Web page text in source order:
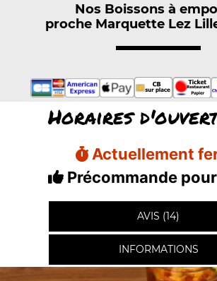
Nos Boissons à
proche Marquette Lez
Horaires
Actuellement
Précommande
AVIS (14)
INFORMATIONS